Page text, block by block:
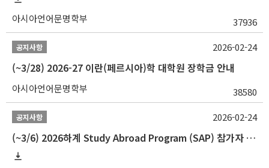
아시아언어문명학부 37936
공지사항
(~3/28) 2026-27 이란(페르시아)학 대학원 장학금 안내
아시아언어문명학부 38580
2026-02-24
공지사항
(~3/6) 2026하계 Study Abroad Program (SAP) 참가자 모집 안내
2026-02-24